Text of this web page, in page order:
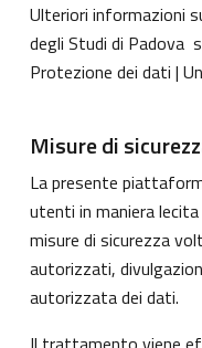
Ulteriori informazioni
degli Studi di Padova
Protezione dei dati |
Misure di
La presente
utenti in maniera
misure di sicurezza
autorizzati,
autorizzata dei dati.